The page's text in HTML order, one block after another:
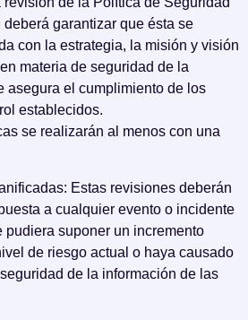
garantizar que ésta se
con la estrategia, la misión y visión
materia de seguridad de la
asegura el cumplimiento de los
establecidos.
se realizarán al menos con una
Estas revisiones deberán
a cualquier evento o incidente
pudiera suponer un incremento
de riesgo actual o haya causado
de la información de las